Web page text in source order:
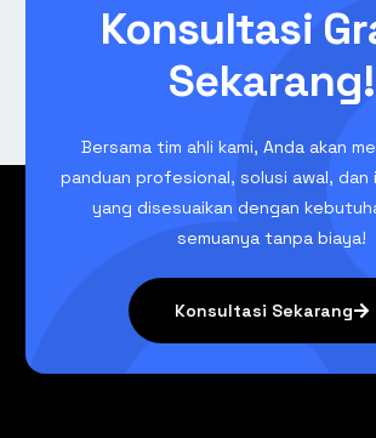
Konsultasi
Sekarang!
Bersama tim ahli kami, Anda akan
panduan profesional, solusi awal,
yang disesuaikan dengan
semuanya tanpa biaya!
Konsultasi Sekarang